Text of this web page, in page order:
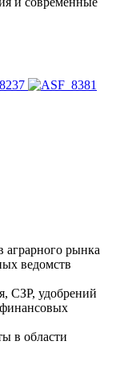
аграрного рынка
ведомств
СЗР, удобрений
в области